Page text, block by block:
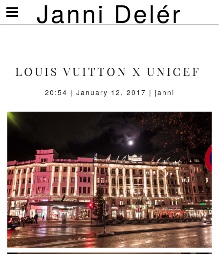
Janni Delér
Visa/göm
meny
LOUIS VUITTON X UNICEF
20:54 | January 12, 2017 | janni